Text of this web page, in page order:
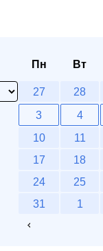
Пн Вт
27 28
3
4
10
11
17
18
24
25
31
1